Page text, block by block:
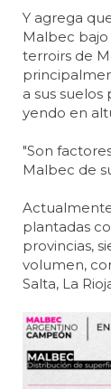
Y agrega
Malbec bajo
terroirs de
a sus
yendo en
"Son
Malbec de
plantadas
provincias,
volumen,
Salta, La